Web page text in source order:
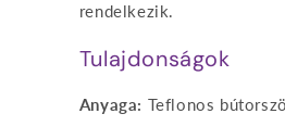
rendelkezik.
Tulajdonságok
Anyaga: Teflonos